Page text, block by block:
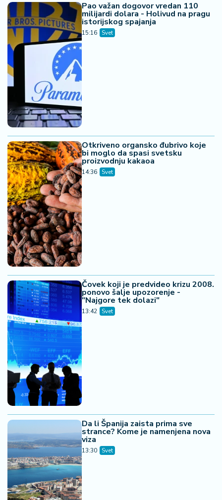
Pao važan dogovor vredan 110
milijardi dolara - Holivud na pragu
istorijskog spajanja
15:16 Svet
Otkriveno organsko đubrivo koje
bi moglo da spasi svetsku
proizvodnju kakaoa
14:36 Svet
Čovek koji je predvideo krizu 2008.
ponovo šalje upozorenje -
"Najgore tek dolazi"
13:42 Svet
Da li Španija zaista prima sve
strance? Kome je namenjena nova
viza
13:30 Svet